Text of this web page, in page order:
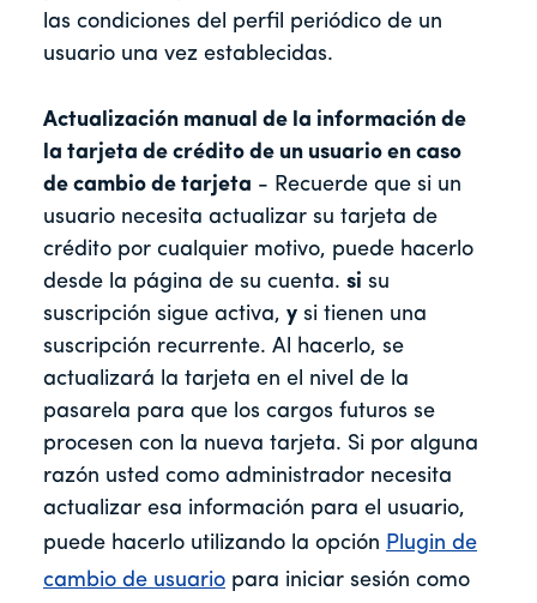
las condiciones del perfil periódico de un
usuario una vez establecidas.
Actualización manual de la información de
la tarjeta de crédito de un usuario en caso
de cambio de tarjeta - Recuerde que si un
usuario necesita actualizar su tarjeta de
crédito por cualquier motivo, puede hacerlo
desde la página de su cuenta. si su
suscripción sigue activa, y si tienen una
suscripción recurrente. Al hacerlo, se
actualizará la tarjeta en el nivel de la
pasarela para que los cargos futuros se
procesen con la nueva tarjeta. Si por alguna
razón usted como administrador necesita
actualizar esa información para el usuario,
puede hacerlo utilizando la opción Plugin de
cambio de usuario para iniciar sesión como